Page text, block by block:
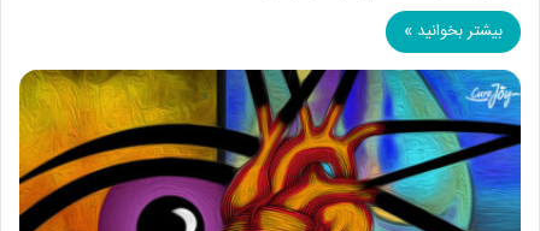
بیشتر بخوانید »